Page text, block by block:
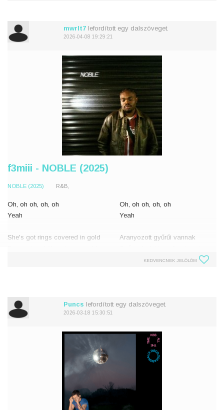
édessége
mwrlt7 lefordított egy dalszöveget.
2026-04-08 19:29:21
f3miii - NOBLE (2025)
NOBLE (2025) R&B,
Oh, oh oh, oh, oh
Yeah
She's got rings covered in gold
Oh, oh oh, oh, oh
Yeah
Aranyozott gyűrűi vannak
Játékon gondolkozok, hiába, ho
KEDVENCNEK JELÖLÖM
Puncs lefordított egy dalszöveget.
2026-03-18 15:30:51